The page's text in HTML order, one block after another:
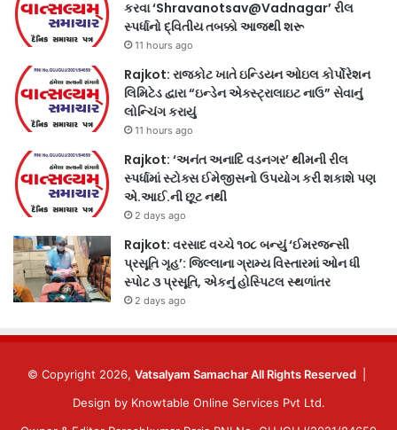
કરવા ‘Shravanotsav@Vadnagar’ રીલ
સ્પર્ધાનો દ્વિતીય તબક્કો આજથી શરૂ
11 hours ago
Rajkot: રાજકોટ ખાતે ઇન્ડિયન ઓઇલ કોર્પોરેશન
લિમિટેડ દ્વારા “ઇન્ડેન એક્સ્ટ્રાલાઇટ નાઉ” સેવાનું
લોન્ચિંગ કરાયું
11 hours ago
Rajkot: ‘અનંત અનાદિ વડનગર’ થીમની રીલ
સ્પર્ધામાં સ્ટોક્સ ઈમેજીસનો ઉપયોગ કરી શકાશે પણ
એ.આઈ.ની છૂટ નથી
2 days ago
Rajkot: વરસાદ વચ્ચે ૧૦૮ બન્યું ‘ઈમરજન્સી
પ્રસૂતિ ગૃહ’: જિલ્લાના ગ્રામ્ય વિસ્તારમાં ઓન ધી
સ્પોટ ૩ પ્રસૂતિ, એકનું હોસ્પિટલ સ્થળાંતર
2 days ago
© Copyright 2026, Vatsalyam Samachar All Rights Reserved
Design by Knowtable Online Services Pvt Ltd.